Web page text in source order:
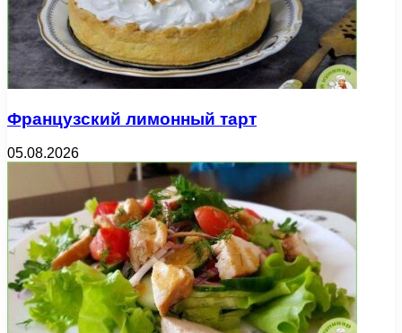
Французский лимонный тарт
05.08.2026